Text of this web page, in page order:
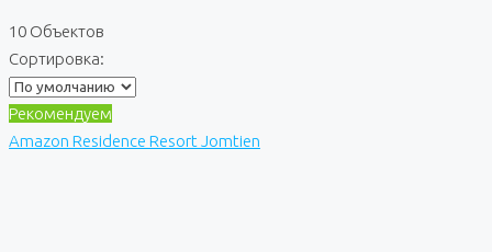
10 Объектов
Сортировка:
Рекомендуем
Amazon Residence Resort Jomtien